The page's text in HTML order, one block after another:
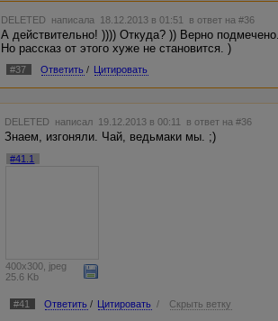
DELETED написала 18.12.2013 в 01:51 в ответ на #36
А действительно! )))) Откуда? )) Верно
Но рассказ от этого хуже не становится. )
#37 Ответить / Цитировать
DELETED написал 19.12.2013 в 00:11 в ответ на #36
Знаем, изгоняли. Чай, ведьмаки мы. ;)
#41.1
400x300, jpeg
25.6 Kb
#41 Ответить / Цитировать / Скрыть ветку